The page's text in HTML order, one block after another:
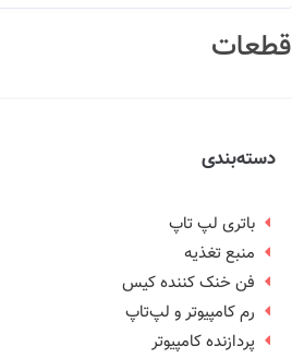
قطعات
دسته‌بندی
باتری لپ تاپ
منبع تغذیه
فن خنک کننده کیس
رم کامپیوتر و لپ‌تاپ
پردازنده کامپیوتر